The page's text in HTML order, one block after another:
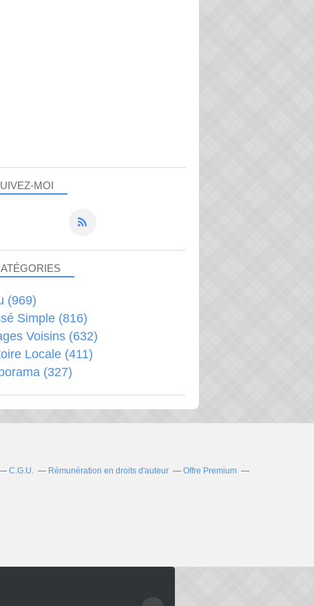
MOI
(969)
Simple (816)
Voisins (632)
Locale (411)
(327)
C.G.U. Rémunération en droits d'auteur
Offre Premium